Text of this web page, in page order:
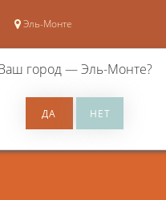
Эль-Монте
город —Эль-Монте?
0